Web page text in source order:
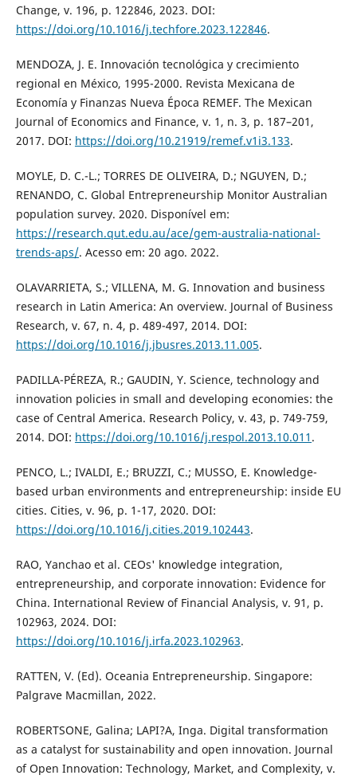
Change, v. 196, p. 122846, 2023. DOI:
https://doi.org/10.1016/j.techfore.2023.122846.
MENDOZA, J. E. Innovación tecnológica y crecimiento
regional en México, 1995-2000. Revista Mexicana de
Economía y Finanzas Nueva Época REMEF. The Mexican
Journal of Economics and Finance, v. 1, n. 3, p. 187–201,
2017. DOI: https://doi.org/10.21919/remef.v1i3.133.
MOYLE, D. C.-L.; TORRES DE OLIVEIRA, D.; NGUYEN, D.;
RENANDO, C. Global Entrepreneurship Monitor Australian
population survey. 2020. Disponível em:
https://research.qut.edu.au/ace/gem-australia-national-
trends-aps/. Acesso em: 20 ago. 2022.
OLAVARRIETA, S.; VILLENA, M. G. Innovation and business
research in Latin America: An overview. Journal of Business
Research, v. 67, n. 4, p. 489-497, 2014. DOI:
https://doi.org/10.1016/j.jbusres.2013.11.005.
PADILLA-PÉREZA, R.; GAUDIN, Y. Science, technology and
innovation policies in small and developing economies: the
case of Central America. Research Policy, v. 43, p. 749-759,
2014. DOI: https://doi.org/10.1016/j.respol.2013.10.011 .
PENCO, L.; IVALDI, E.; BRUZZI, C.; MUSSO, E. Knowledge-
based urban environments and entrepreneurship: inside EU
cities. Cities, v. 96, p. 1-17, 2020. DOI:
https://doi.org/10.1016/j.cities.2019.102443.
RAO, Yanchao et al. CEOs' knowledge integration,
entrepreneurship, and corporate innovation: Evidence for
China. International Review of Financial Analysis, v. 91, p.
102963, 2024. DOI:
https://doi.org/10.1016/j.irfa.2023.102963.
RATTEN, V. (Ed). Oceania Entrepreneurship. Singapore:
Palgrave Macmillan, 2022.
ROBERTSONE, Galina; LAPI?A, Inga. Digital transformation
as a catalyst for sustainability and open innovation. Journal
of Open Innovation: Technology, Market, and Complexity, v.